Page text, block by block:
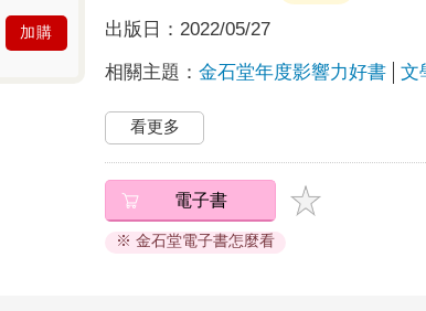
加購 出版日： 2022/05/27
相關主題：金石堂年度影響力好書 文
看更多
電子書
※ 金石堂電子書怎麼看